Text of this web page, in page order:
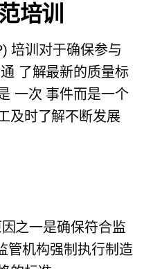
培训
培训对于确保参与
了解最新的质量标
一次 事件而是一个
及时了解不断发展
之一是确保符合监
管机构强制执行制造